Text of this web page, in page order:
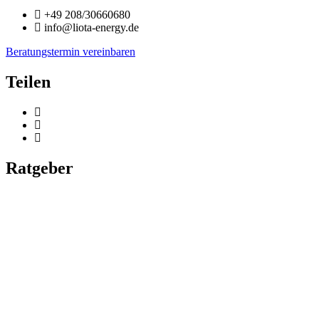
+49 208/30660680
info@liota-energy.de
Beratungstermin vereinbaren
Teilen
Ratgeber